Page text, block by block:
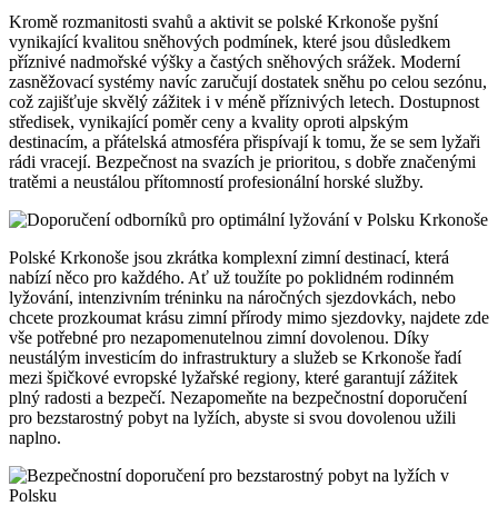
Kromě rozmanitosti svahů a aktivit se polské Krkonoše pyšní
vynikající kvalitou sněhových podmínek, které jsou důsledkem
příznivé nadmořské výšky a častých sněhových srážek. Moderní
zasněžovací systémy navíc zaručují dostatek sněhu po celou sezónu,
což zajišťuje skvělý zážitek i v méně příznivých letech. Dostupnost
středisek, vynikající poměr ceny a kvality oproti alpským
destinacím, a přátelská atmosféra přispívají k tomu, že se sem lyžaři
rádi vracejí. Bezpečnost na svazích je prioritou, s dobře značenými
tratěmi a neustálou přítomností profesionální horské služby.
Polské Krkonoše jsou zkrátka komplexní zimní destinací, která
nabízí něco pro každého. Ať už toužíte po poklidném rodinném
lyžování, intenzivním tréninku na náročných sjezdovkách, nebo
chcete prozkoumat krásu zimní přírody mimo sjezdovky, najdete zde
vše potřebné pro nezapomenutelnou zimní dovolenou. Díky
neustálým investicím do infrastruktury a služeb se Krkonoše řadí
mezi špičkové evropské lyžařské regiony, které garantují zážitek
plný radosti a bezpečí. Nezapomeňte na bezpečnostní doporučení
pro bezstarostný pobyt na lyžích, abyste si svou dovolenou užili
naplno.